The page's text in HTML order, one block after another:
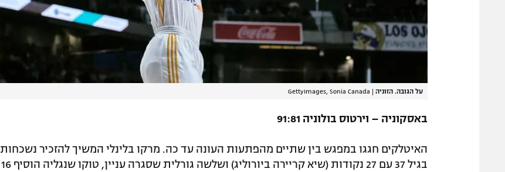
על הגובה. הזוניה |
GettyImages, Sonia Canada
באסקוניה – וירטוס בולוניה 91:81
האיטלקים חגגו במפגש בין שתיים מהפתעות העונה עד כה. מרקו בלינלי המשיך להזכיר נשכחות
בגיל 37 עם 27 נקודות (שיא קריירה ביורוליג) ושלשה גורלית שסגרה עניין, טוקו שנגליה הוסיף 16